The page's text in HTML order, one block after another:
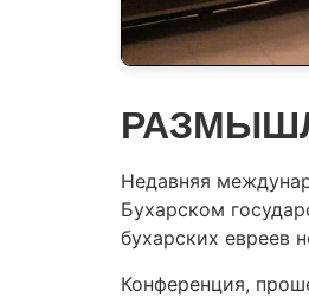
Недавняя
Бухарском
бухарских евреев
Конференция,